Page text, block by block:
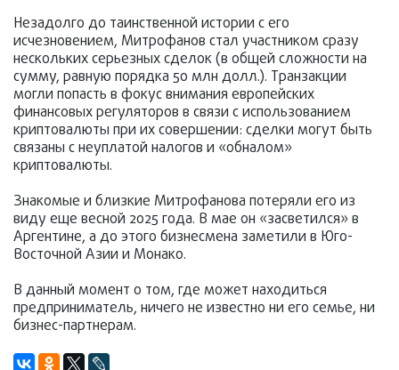
Незадолго до таинственной истории с его
исчезновением, Митрофанов стал участником сразу
нескольких серьезных сделок (в общей сложности на
сумму, равную порядка 50 млн долл.). Транзакции
могли попасть в фокус внимания европейских
финансовых регуляторов в связи с использованием
криптовалюты при их совершении: сделки могут быть
связаны с неуплатой налогов и «обналом»
криптовалюты.
Знакомые и близкие Митрофанова потеряли его из
виду еще весной 2025 года. В мае он «засветился» в
Аргентине, а до этого бизнесмена заметили в Юго-
Восточной Азии и Монако.
В данный момент о том, где может находиться
предприниматель, ничего не известно ни его семье, ни
бизнес-партнерам.